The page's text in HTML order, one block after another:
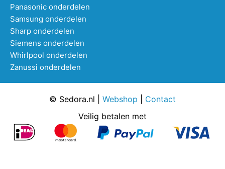
Panasonic onderdelen
Samsung onderdelen
Sharp onderdelen
Siemens onderdelen
Whirlpool onderdelen
Zanussi onderdelen
© Sedora.nl | Webshop
Contact
Veilig betalen met